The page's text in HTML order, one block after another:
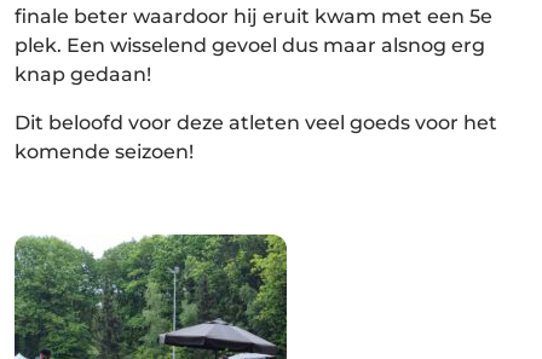
finale beter waardoor hij eruit kwam met een 5e
plek. Een wisselend gevoel dus maar alsnog erg
knap gedaan!
Dit beloofd voor deze atleten veel goeds voor het
komende seizoen!